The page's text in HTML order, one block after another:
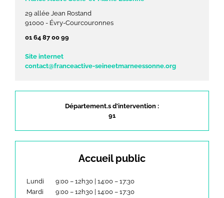
29 allée Jean Rostand
91000 - Évry-Courcouronnes
01 64 87 00 99
Site internet
contact@franceactive-seineetmarneessonne.org
Département.s d'intervention :
91
Accueil public
Lundi
9:00 – 12h30 | 14:00 – 17:30
Mardi
9:00 – 12h30 | 14:00 – 17:30